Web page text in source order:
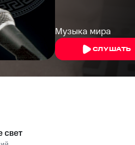
Музыка мира
СЛУШАТЬ
свет